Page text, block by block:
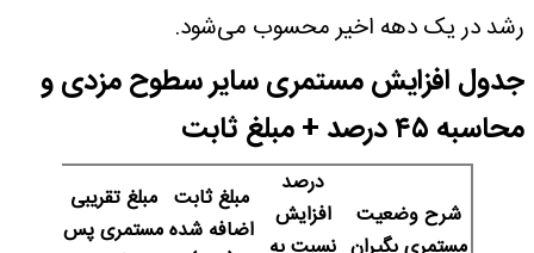
رشد در یک دهه اخیر محسوب می‌شود.
جدول افزایش مستمری سایر سطوح مزدی و
محاسبه ۴۵ درصد + مبلغ ثابت
شرح وضعیت
درصد
افزایش
مبلغ ثابت
اضافه شده
مبلغ تقریبی
مستمری پس